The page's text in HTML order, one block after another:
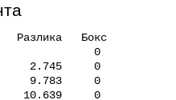
Бокс
0
2.745 0
9.783 0
10.639 0